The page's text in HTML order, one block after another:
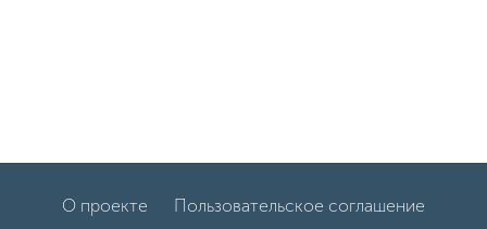
О проекте Пользовательское соглашение